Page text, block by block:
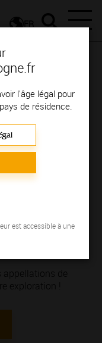
l'âge légal pour
de résidence.
est accessible à une
FR
en Premiers
de très belles
appellations de
exploration !